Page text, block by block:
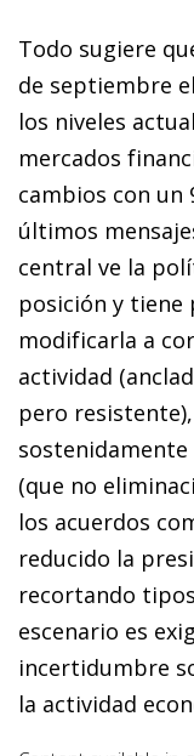
Todo sugiere
de septiembre
los niveles
mercados
cambios con un
últimos
central ve la
posición y tiene
modificarla a
actividad
pero
(que no
los acuerdos
reducido la
recortando
escenario es
incertidumbre
la actividad